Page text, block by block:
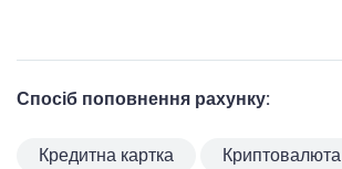
Спосіб поповнення рахунку:
Кредитна картка Криптовалюта